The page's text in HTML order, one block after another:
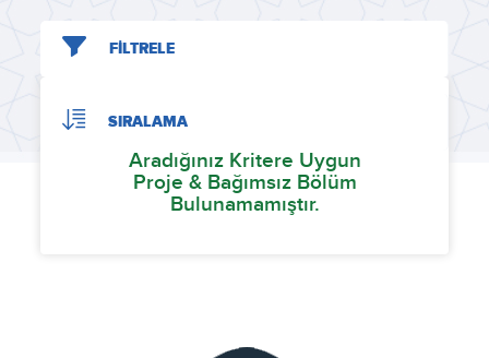
FİLTRELE
SIRALAMA
Aradığınız Kritere Uygun
Proje & Bağımsız Bölüm
Bulunamamıştır.